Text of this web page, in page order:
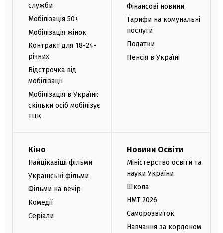
служби
Мобілізація 50+
Мобілізація жінок
Контракт для 18-24-
річних
Відстрочка від
мобілізації
Мобілізація в Україні:
скільки осіб мобілізує
ТЦК
Фінансові новини
Тарифи на комунальні
послуги
Податки
Пенсія в Україні
Кіно
Найцікавіші фільми
Українські фільми
Фільми на вечір
Комедії
Серіали
Новини Освіти
Міністерство освіти та
науки України
Школа
НМТ 2026
Саморозвиток
Навчання за кордоном